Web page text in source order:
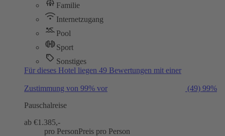
Familie
Internetzugang
Pool
Sport
Sonstiges
Für dieses Hotel liegen 49 Bewertungen mit einer
Zustimmung von 99% vor (49) 99%
Pauschalreise
ab €1.385,-
pro PersonPreis pro Person